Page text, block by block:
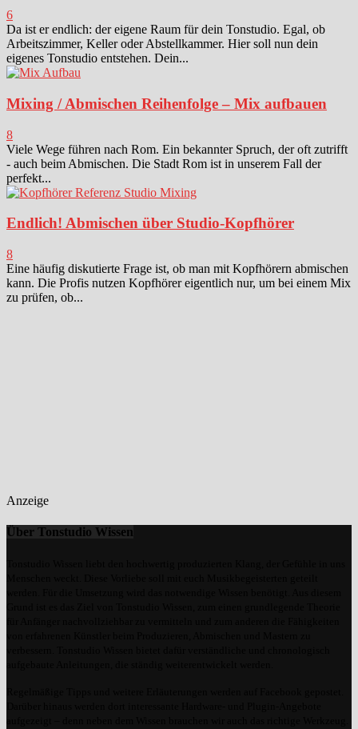
6
Da ist er endlich: der eigene Raum für dein Tonstudio. Egal, ob
Arbeitszimmer, Keller oder Abstellkammer. Hier soll nun dein
eigenes Tonstudio entstehen. Dein...
Mixing / Abmischen Reihenfolge – Mix aufbauen
8
Viele Wege führen nach Rom. Ein bekannter Spruch, der oft zutrifft
- auch beim Abmischen. Die Stadt Rom ist in unserem Fall der
perfekt...
Endlich! Abmischen über Studio-Kopfhörer
8
Eine häufig diskutierte Frage ist, ob man mit Kopfhörern abmischen
kann. Die Profis nutzen Kopfhörer eigentlich nur, um bei einem Mix
zu prüfen, ob...
Anzeige
Über Tonstudio Wissen